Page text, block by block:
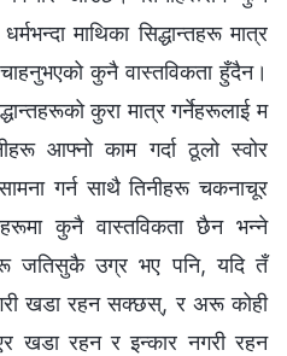
माथिका सिद्धान्तहरू मात्र
कुनै वास्तविकता हुँदैन।
कुरा मात्र गर्नेहरूलाई म
आफ्नो काम गर्दा ठूलो स्वोर
गर्न साथै तिनीहरू चकनाचूर
कुनै वास्तविकता छैन भन्‍ने
जतिसुकै उग्र भए पनि, यदि तँ
खडा रहन सक्छस्, र अरू कोही
खडा रहन र इन्कार नगरी रहन